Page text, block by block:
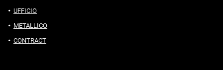
UFFICIO
METALLICO
CONTRACT